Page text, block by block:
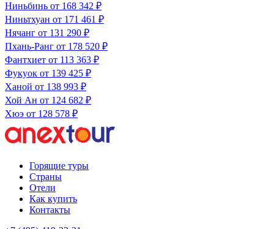
Ниньбинь от 168 342 ₽
Ниньтхуан от 171 461 ₽
Нячанг от 131 290 ₽
Пхань-Ранг от 178 520 ₽
Фантхиет от 113 363 ₽
Фукуок от 139 425 ₽
Ханой от 138 993 ₽
Хой Ан от 124 682 ₽
Хюэ от 128 578 ₽
Горящие туры
Страны
Отели
Как купить
Контакты